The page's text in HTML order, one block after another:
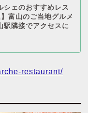
シェのおすすめレス
】富山のご当地グルメ
駅隣接でアクセスに
restaurant/